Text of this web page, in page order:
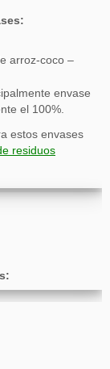
arroz-coco –
envase
el 100%.
estos envases
residuos